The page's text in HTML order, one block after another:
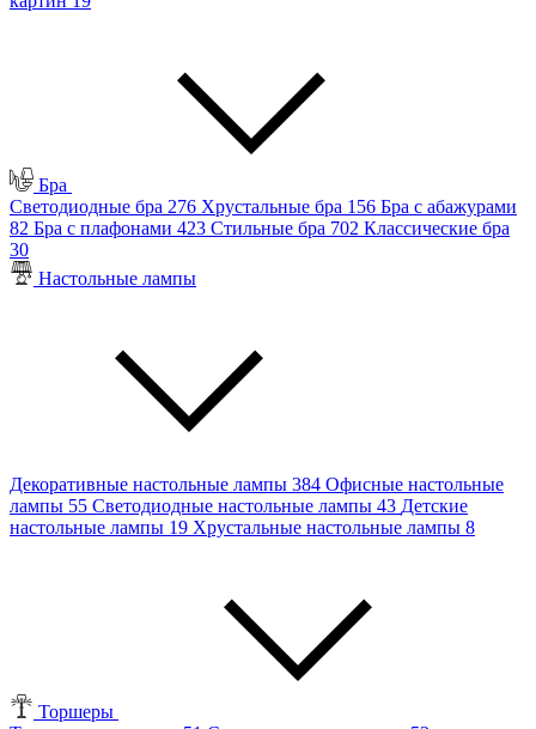
Бра
Светодиодные бра 276 Хрустальные бра 156 Бра с абажурами
82 Бра с плафонами 423 Стильные бра 702 Классические бра
30
Настольные лампы
Декоративные настольные лампы 384 Офисные настольные
лампы 55 Светодиодные настольные лампы 43 Детские
настольные лампы 19 Хрустальные настольные лампы 8
Торшеры